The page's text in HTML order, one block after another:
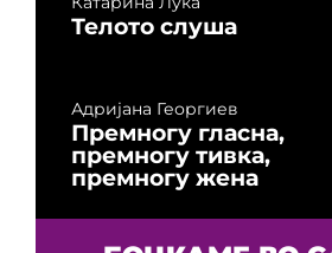
Телото слуша
Адријана Георгиев
Премногу гласна,
премногу тивка,
премногу жена